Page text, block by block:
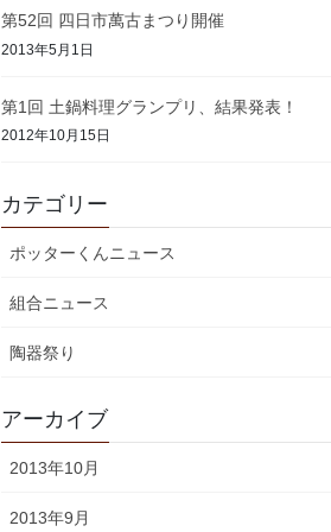
第52回 四日市萬古まつり開催
2013年5月1日
第1回 土鍋料理グランプリ、結果発表！
2012年10月15日
カテゴリー
ポッターくんニュース
組合ニュース
陶器祭り
アーカイブ
2013年10月
2013年9月